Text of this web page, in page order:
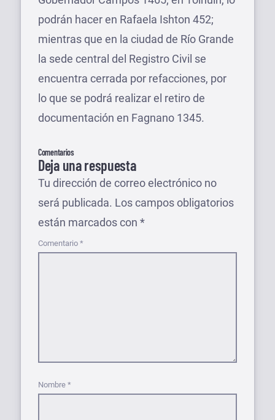
podrán hacer en Rafaela Ishton 452;
mientras que en la ciudad de Río Grande
la sede central del Registro Civil se
encuentra cerrada por refacciones, por
lo que se podrá realizar el retiro de
documentación en Fagnano 1345.
Comentarios
Deja una respuesta
Tu dirección de correo electrónico no
será publicada. Los campos obligatorios
están marcados con *
Comentario *
Nombre *